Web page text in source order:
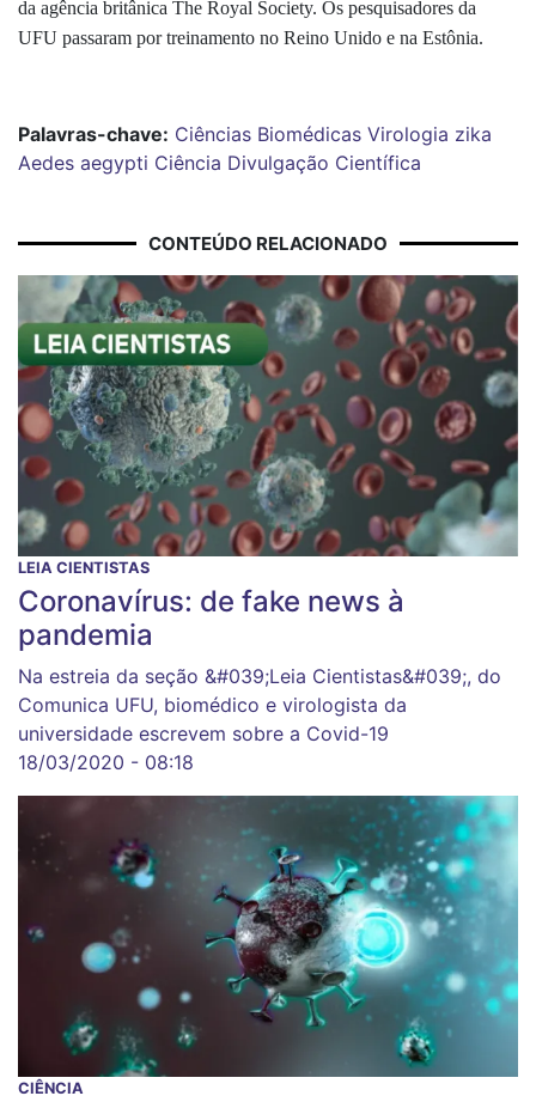
da agência britânica The Royal Society. Os pesquisadores da
UFU passaram por treinamento no Reino Unido e na Estônia.
Palavras-chave: Ciências Biomédicas Virologia zika
Aedes aegypti Ciência Divulgação Científica
CONTEÚDO RELACIONADO
LEIA CIENTISTAS
Coronavírus: de fake news à
pandemia
Na estreia da seção &#039;Leia Cientistas&#039;, do
Comunica UFU, biomédico e virologista da
universidade escrevem sobre a Covid-19
18/03/2020 - 08:18
CIÊNCIA